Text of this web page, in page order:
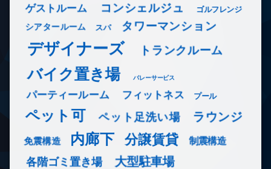
ゲストルーム コンシェルジュ ゴルフレンジ
シアタールーム スパ タワーマンション
デザイナーズ トランクルーム
バイク置き場 バレーサービス
パーティールーム フィットネス プール
ペット可 ペット足洗い場 ラウンジ
免震構造 内廊下 分譲賃貸 制震構造
各階ゴミ置き場 大型駐車場